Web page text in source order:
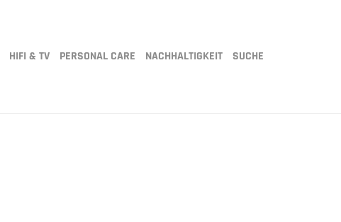
HIFI & TV PERSONAL CARE NACHHALTIGKEIT SUCHE